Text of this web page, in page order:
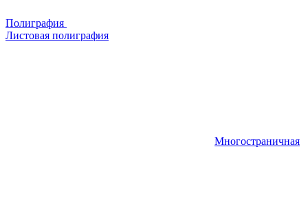
Полиграфия
Листовая полиграфия
Многостраничная